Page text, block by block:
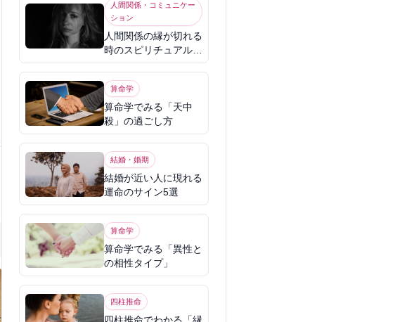
人間関係・コミュニケー
ション
人間関係の縁が切れる
時のスピリチュアル意
味
算命学
算命学でみる「天中
殺」の過ごし方
結婚・婚期
結婚が近い人に現れる
運命のサイン5選
算命学
算命学でみる「異性と
の相性タイプ」
四柱推命